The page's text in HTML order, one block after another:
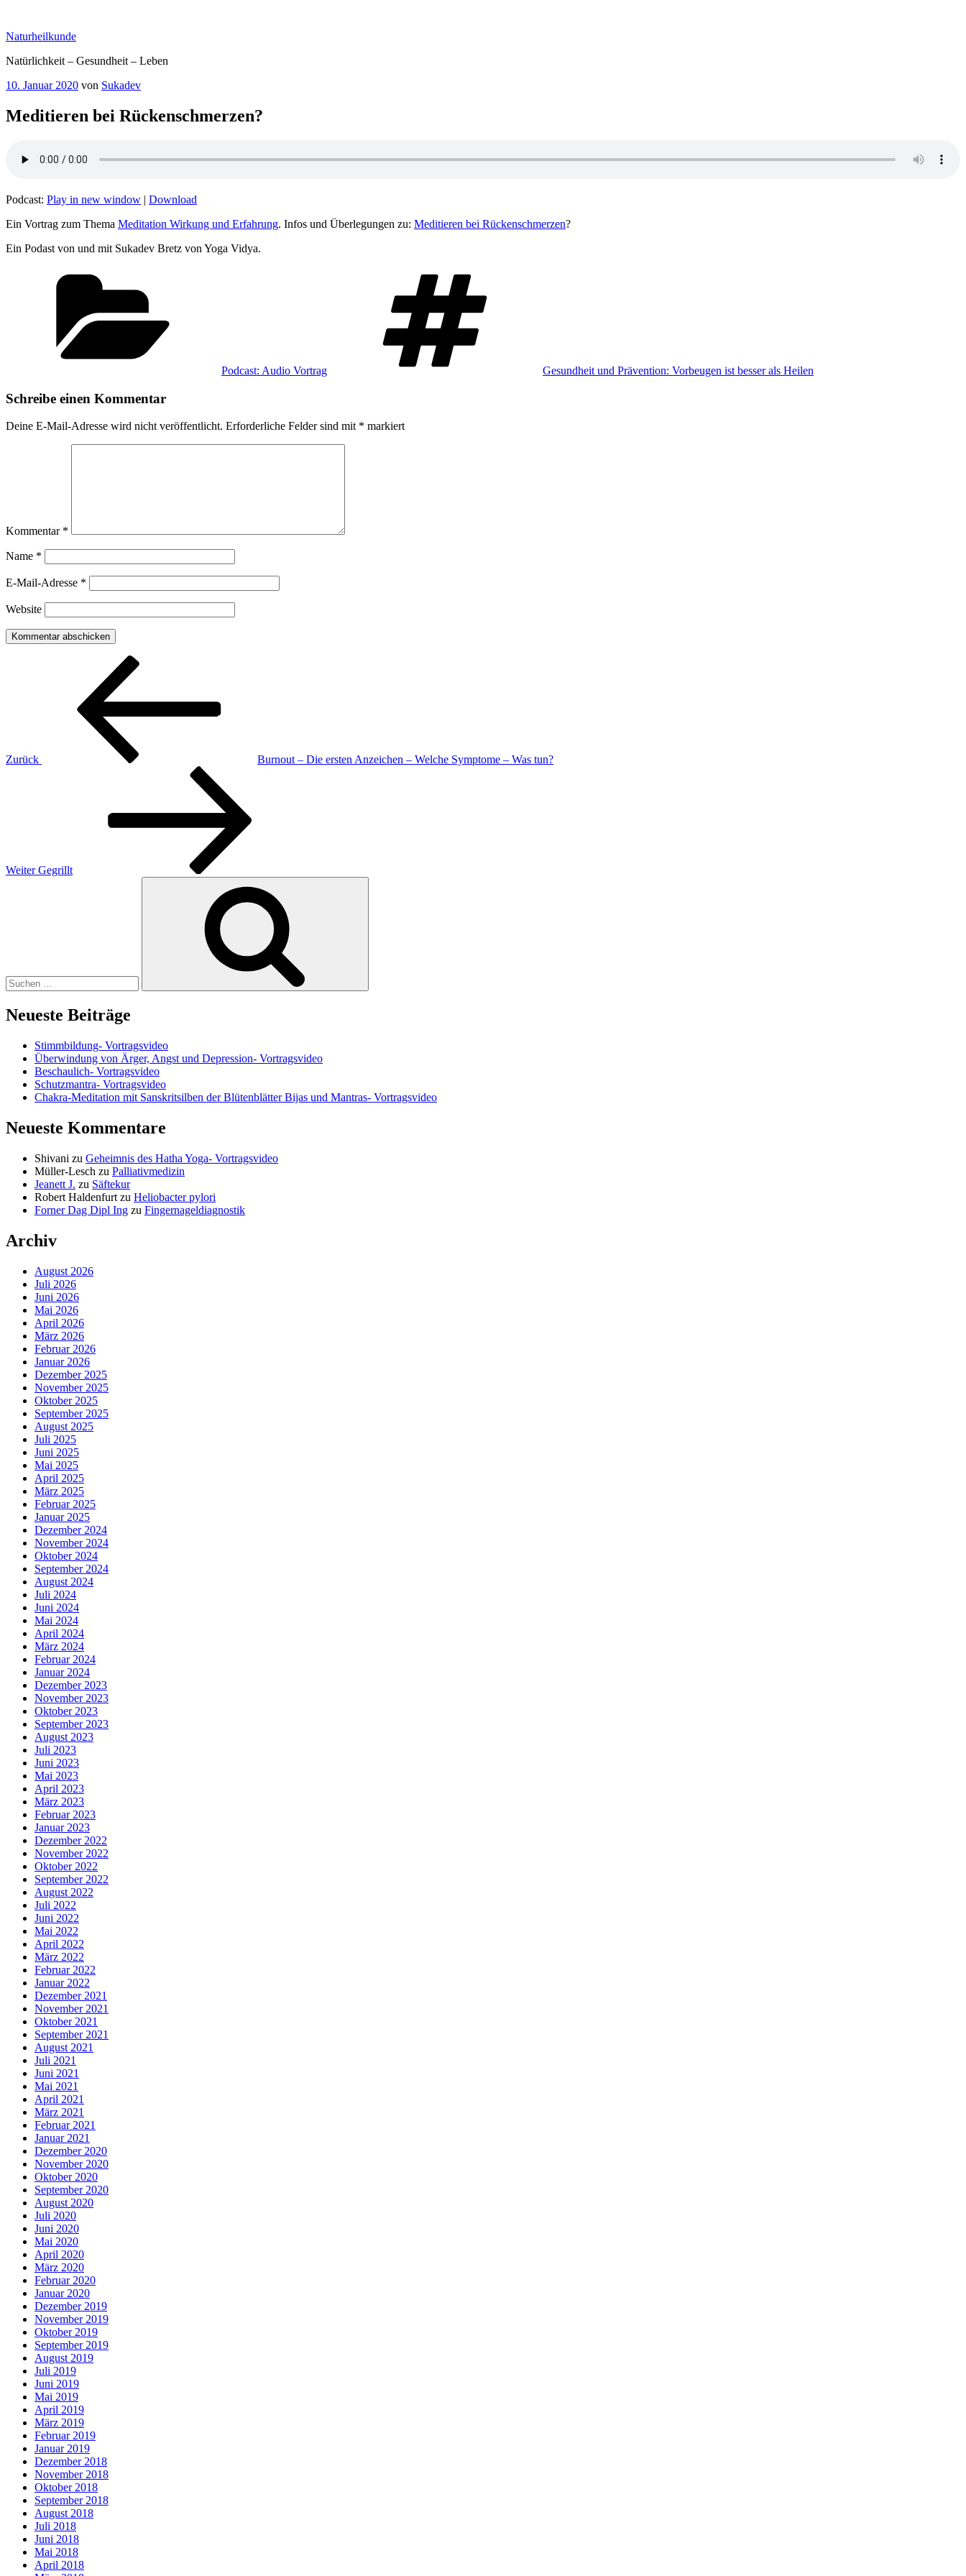
springen
Naturheilkunde
Natürlichkeit – Gesundheit – Leben
Veröffentlicht
10. Januar 2020 von Sukadev
Meditieren bei Rückenschmerzen?
Podcast: Play in new window | Download
Ein Vortrag zum Thema Meditation Wirkung und Erfahrung. Infos und Überlegungen zu: Meditieren bei Rückenschmerzen?
Ein Podast von und mit Sukadev Bretz von Yoga Vidya.
Podcast: Audio Vortrag Gesundheit und Prävention: Vorbeugen ist besser als Heilen
Schreibe einen Kommentar
Deine E-Mail-Adresse wird nicht veröffentlicht. Erforderliche Felder sind mit * markiert
Kommentar *
Name *
E-Mail-Adresse *
Website
Beitragsnavigation
Zurück
Burnout – Die ersten Anzeichen – Welche Symptome – Was tun?
Weiter Gegrillt
Neueste Beiträge
Stimmbildung- Vortragsvideo
Überwindung von Ärger, Angst und Depression- Vortragsvideo
Beschaulich- Vortragsvideo
Schutzmantra- Vortragsvideo
Chakra-Meditation mit Sanskritsilben der Blütenblätter Bijas und Mantras- Vortragsvideo
Neueste Kommentare
Shivani zu Geheimnis des Hatha Yoga- Vortragsvideo
Müller-Lesch zu Palliativmedizin
Jeanett J. zu Säftekur
Robert Haldenfurt zu Heliobacter pylori
Forner Dag Dipl Ing zu Fingernageldiagnostik
Archiv
August 2026
Juli 2026
Juni 2026
Mai 2026
April 2026
März 2026
Februar 2026
Januar 2026
Dezember 2025
November 2025
Oktober 2025
September 2025
August 2025
Juli 2025
Juni 2025
Mai 2025
April 2025
März 2025
Februar 2025
Januar 2025
Dezember 2024
November 2024
Oktober 2024
September 2024
August 2024
Juli 2024
Juni 2024
Mai 2024
April 2024
März 2024
Februar 2024
Januar 2024
Dezember 2023
November 2023
Oktober 2023
September 2023
August 2023
Juli 2023
Juni 2023
Mai 2023
April 2023
März 2023
Februar 2023
Januar 2023
Dezember 2022
November 2022
Oktober 2022
September 2022
August 2022
Juli 2022
Juni 2022
Mai 2022
April 2022
März 2022
Februar 2022
Januar 2022
Dezember 2021
November 2021
Oktober 2021
September 2021
August 2021
Juli 2021
Juni 2021
Mai 2021
April 2021
März 2021
Februar 2021
Januar 2021
Dezember 2020
November 2020
Oktober 2020
September 2020
August 2020
Juli 2020
Juni 2020
Mai 2020
April 2020
März 2020
Februar 2020
Januar 2020
Dezember 2019
November 2019
Oktober 2019
September 2019
August 2019
Juli 2019
Juni 2019
Mai 2019
April 2019
März 2019
Februar 2019
Januar 2019
Dezember 2018
November 2018
Oktober 2018
September 2018
August 2018
Juli 2018
Juni 2018
Mai 2018
April 2018